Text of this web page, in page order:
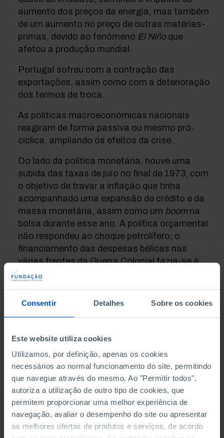
Consentir Detalhes Sobre os cookies
Este website utiliza cookies
Utilizamos, por definição, apenas os cookies
necessários ao normal funcionamento do site, permitindo
que navegue através do mesmo. Ao "Permitir todos",
autoriza a utilização de outro tipo de cookies, que
permitem proporcionar uma melhor experiência de
navegação, avaliar o desempenho do site ou apresentar
as melhores ofertas de produtos e serviços, de acordo
aumento dos preços da energia, mas também
de um aumento no preço de outras matérias-
primas, devido ao fenómeno El Niñoque
afetou a produção mundial.
Portugal sofreu com a contração das
exportações, assim como com a deterioração
dos termos de troca.
As políticas macroeconómicas nacionais
reagiram de forma passiva ou mesmo pró-
cíclica, ampliando os efeitos da crise.
Do lado da política monetária, houve uma
subida das taxas de juro no final de 1973, com
o objetivo de travar a inflação que tinha
acompanhado uma expansão de crédito e da
massa monetária, assim como um boomna
bolsa durante esse ano. A política orçamental
não respondeu ao choque petrolífero; o
financiamento das despesas bélicas nas
várias frentes da Guerra Colonial fazia-se à
custa da contração no investimento público e
governo não alterava os impostos há anos e o
petrolífero, não houvesse, inicialmente, risco
de uma crise na balança de pagamentos.
A crise política durante o período
revolucionário
A Revolução de Abril de 1974 trouxe enormes